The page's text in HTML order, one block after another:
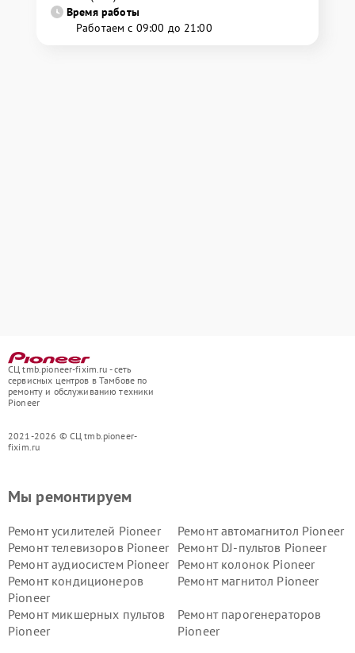
Время работы
Работаем с 09:00 до 21:00
СЦ tmb.pioneer-fixim.ru - сеть
сервисных центров в Тамбове по
ремонту и обслуживанию техники
Pioneer
2021-2026 © СЦ tmb.pioneer-
fixim.ru
Мы ремонтируем
Ремонт усилителей Pioneer
Ремонт автомагнитол Pioneer
Ремонт телевизоров Pioneer
Ремонт DJ-пультов Pioneer
Ремонт аудиосистем Pioneer
Ремонт колонок Pioneer
Ремонт кондиционеров
Pioneer
Ремонт магнитол Pioneer
Ремонт микшерных пультов
Pioneer
Ремонт парогенераторов
Pioneer